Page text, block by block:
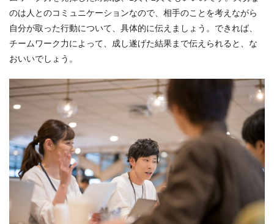
のは人とのコミュニケーションなので、相手のことを考えながら
自分が取った行動について、具体的に伝えましょう。できれば、
チームワーク力によって、成し遂げた結果まで伝えられると、な
おいいでしょう。